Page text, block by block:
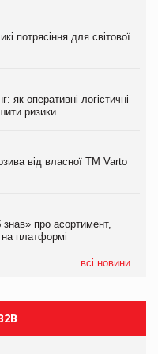
потрясіння для світової
як оперативні логістичні
ризики
від власної ТМ Varto
про асортимент,
на платформі
всі новини
від власної ТМ Varto
про асортимент,
з’явилися паучі
мережу магазинів
потрясіння для світової
півріччі